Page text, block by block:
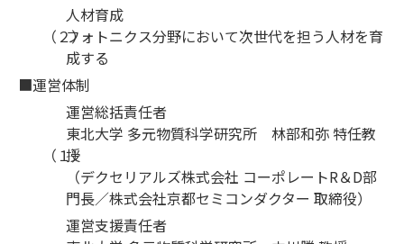
（２）
人材育成
フォトニクス分野において次世代を担う人材を育
成する
■運営体制
（１）
運営総括責任者
東北大学 多元物質科学研究所 林部和弥 特任教
授
（デクセリアルズ株式会社 コーポレートR＆D部
門長／株式会社京都セミコンダクター 取締役）
運営支援責任者